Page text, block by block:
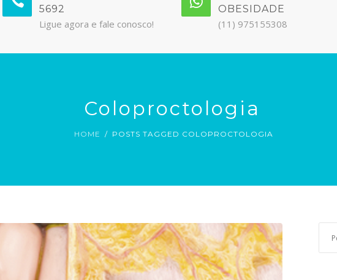
5692
Ligue agora e fale conosco!
OBESIDADE
(11) 975155308
Coloproctologia
HOME POSTS TAGGED COLOPROCTOLOGIA